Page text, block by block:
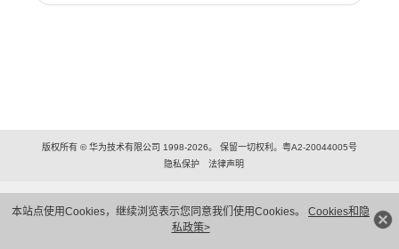
本站点使用Cookies，继续浏览表示您同意我们使用Cookies。 Cookies和隐
私政策>
版权所有 © 华为技术有限公司 1998-2026。 保留一切权利。粤A2-20044005号
隐私保护
法律声明